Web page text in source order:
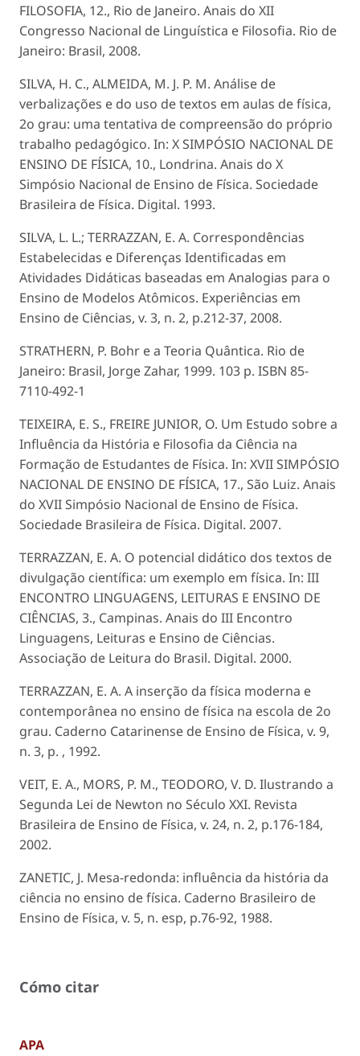
FILOSOFIA, 12., Rio de Janeiro. Anais do XII
Congresso Nacional de Linguística e Filosofia. Rio de
Janeiro: Brasil, 2008.
SILVA, H. C., ALMEIDA, M. J. P. M. Análise de
verbalizações e do uso de textos em aulas de física,
2o grau: uma tentativa de compreensão do próprio
trabalho pedagógico. In: X SIMPÓSIO NACIONAL DE
ENSINO DE FÍSICA, 10., Londrina. Anais do X
Simpósio Nacional de Ensino de Física. Sociedade
Brasileira de Física. Digital. 1993.
SILVA, L. L.; TERRAZZAN, E. A. Correspondências
Estabelecidas e Diferenças Identificadas em
Atividades Didáticas baseadas em Analogias para o
Ensino de Modelos Atômicos. Experiências em
Ensino de Ciências, v. 3, n. 2, p.212-37, 2008.
STRATHERN, P. Bohr e a Teoria Quântica. Rio de
Janeiro: Brasil, Jorge Zahar, 1999. 103 p. ISBN 85-
7110-492-1
TEIXEIRA, E. S., FREIRE JUNIOR, O. Um Estudo sobre a
Influência da História e Filosofia da Ciência na
Formação de Estudantes de Física. In: XVII SIMPÓSIO
NACIONAL DE ENSINO DE FÍSICA, 17., São Luiz. Anais
do XVII Simpósio Nacional de Ensino de Física.
Sociedade Brasileira de Física. Digital. 2007.
TERRAZZAN, E. A. O potencial didático dos textos de
divulgação científica: um exemplo em física. In: III
ENCONTRO LINGUAGENS, LEITURAS E ENSINO DE
CIÊNCIAS, 3., Campinas. Anais do III Encontro
Linguagens, Leituras e Ensino de Ciências.
Associação de Leitura do Brasil. Digital. 2000.
TERRAZZAN, E. A. A inserção da física moderna e
contemporânea no ensino de física na escola de 2o
grau. Caderno Catarinense de Ensino de Física, v. 9,
n. 3, p. , 1992.
VEIT, E. A., MORS, P. M., TEODORO, V. D. Ilustrando a
Segunda Lei de Newton no Século XXI. Revista
Brasileira de Ensino de Física, v. 24, n. 2, p.176-184,
2002.
ZANETIC, J. Mesa-redonda: influência da história da
ciência no ensino de física. Caderno Brasileiro de
Ensino de Física, v. 5, n. esp, p.76-92, 1988.
Cómo citar
APA